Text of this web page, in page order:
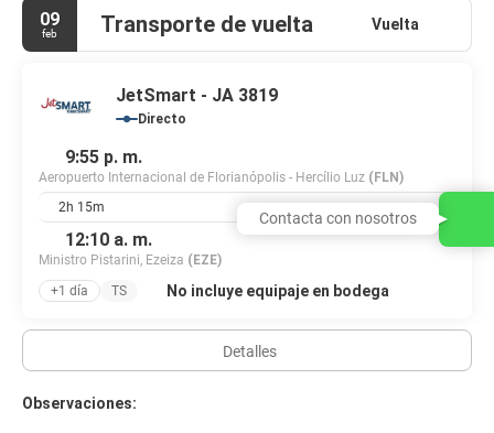
09
feb Transporte de vuelta Vuelta
JetSmart - JA 3819
Directo
9:55 p. m.
Aeropuerto Internacional de Florianópolis - Hercílio Luz (FLN)
2h 15m
12:10 a. m.
Ministro Pistarini, Ezeiza (EZE)
+1 día
TS No incluye equipaje en bodega
Detalles
Observaciones:
Contacta con nosotros